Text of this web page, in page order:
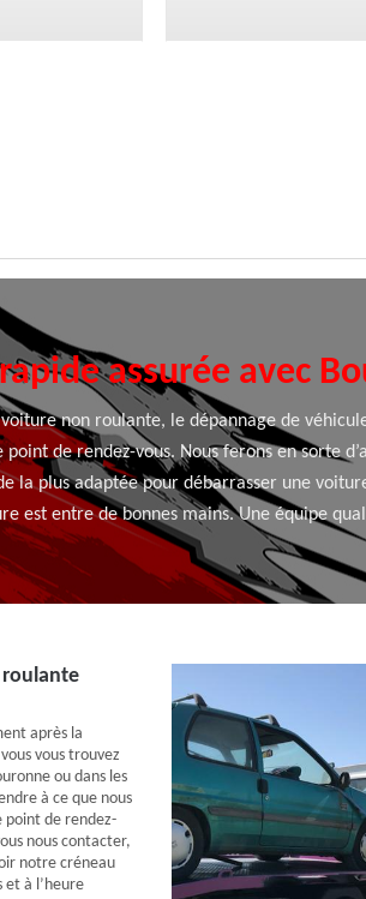
assurée avec
non roulante, le dépannage de
de rendez-vous. Nous ferons en sorte
la plus adaptée pour débarrasser une
est entre de bonnes mains. Une équipe
après la
vous trouvez
ou dans les
à ce que nous
point de rendez-
nous contacter,
notre créneau
et à l’heure